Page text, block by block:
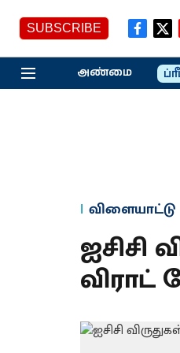
SUBSCRIBE
அண்மை
விளையாட்டு
ஐசிசி
விராட்